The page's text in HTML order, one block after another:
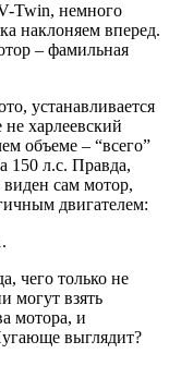
Twin, немного
наклоняем вперед.
– фамильная
устанавливается
харлеевский
объеме – “всего”
150 л.с. Правда,
виден сам мотор,
двигателем:
чего только не
могут взять
мотора, и
выглядит?